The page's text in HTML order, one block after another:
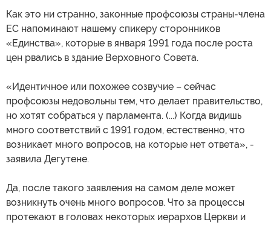
Как это ни странно, законные профсоюзы страны-члена
ЕС напоминают нашему спикеру сторонников
«Единства», которые в января 1991 года после роста
цен рвались в здание Верховного Совета.
«Идентичное или похожее созвучие – сейчас
профсоюзы недовольны тем, что делает правительство,
но хотят собраться у парламента. (...) Когда видишь
много соответствий с 1991 годом, естественно, что
возникает много вопросов, на которые нет ответа», -
заявила Дегутене.
Да, после такого заявления на самом деле может
возникнуть очень много вопросов. Что за процессы
протекают в головах некоторых иерархов Церкви и